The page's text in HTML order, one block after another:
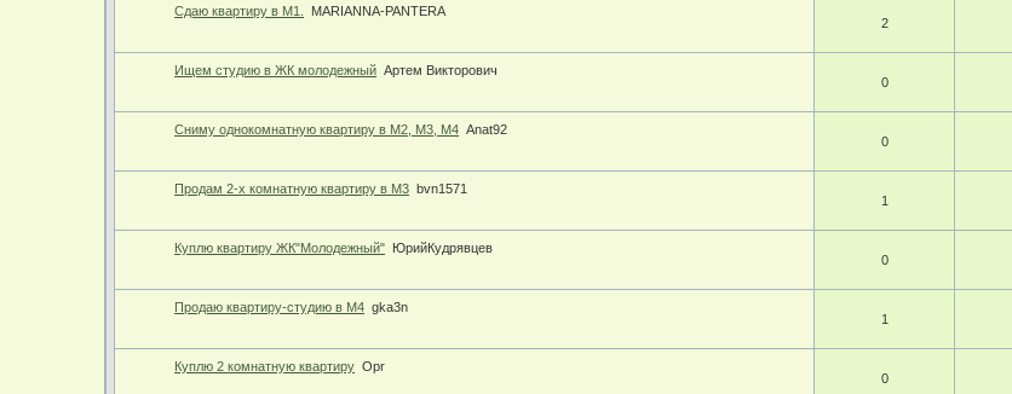
Сдаю квартиру в М1.
MARIANNA-PANTERA
2
Ищем студию в ЖК молодежный Артем Викторович
0
Сниму однокомнатную квартиру в М2, М3, М4 Anat92
0
Продам 2-х комнатную квартиру в М3 bvn1571
1
Куплю квартиру ЖК"Молодежный" ЮрийКудрявцев
0
Продаю квартиру-студию в М4 gka3n
1
Куплю 2 комнатную квартиру Opr
0